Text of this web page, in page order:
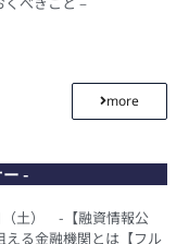
more
-
（土） -【融資情報公
える金融機関とは【フル